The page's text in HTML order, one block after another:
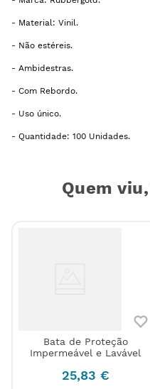
- Material: Vinil.
- Não estéreis.
- Ambidestras.
- Com Rebordo.
- Uso único.
- Quantidade: 100 Unidades.
Quem
Bata de Proteção
Impermeável e Lavável
25,83 €